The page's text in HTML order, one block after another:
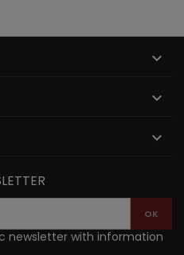



newsletter with information